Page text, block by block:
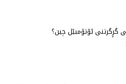
گڕگرتنی ئۆتۆمبێل چین؟